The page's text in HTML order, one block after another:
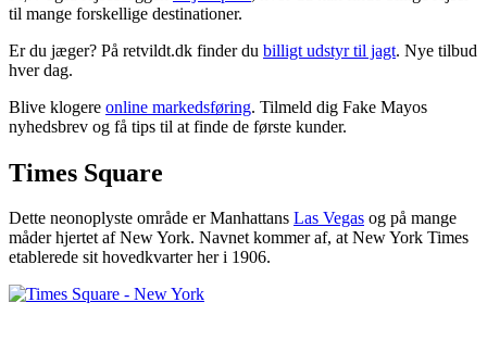
til mange forskellige destinationer.
Er du jæger? På retvildt.dk finder du billigt udstyr til jagt. Nye tilbud
hver dag.
Blive klogere online markedsføring. Tilmeld dig Fake Mayos
nyhedsbrev og få tips til at finde de første kunder.
Times Square
Dette neonoplyste område er Manhattans Las Vegas og på mange
måder hjertet af New York. Navnet kommer af, at New York Times
etablerede sit hovedkvarter her i 1906.